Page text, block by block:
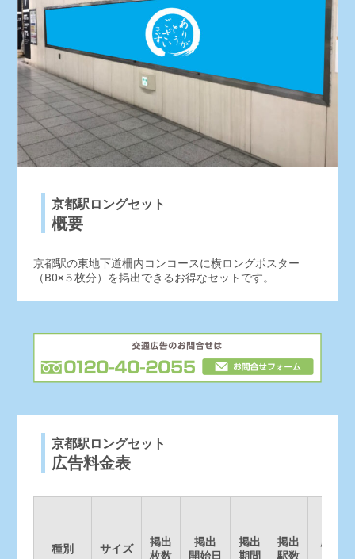
京都駅ロングセット
概要
京都駅の東地下道柵内コンコースに横ロングポスター
（B0×５枚分）を掲出できるお得なセットです。
京都駅ロングセット
広告料金表
種別 サイズ
掲出
枚数
掲出
開始日
掲出
期間
掲出
駅数
広告